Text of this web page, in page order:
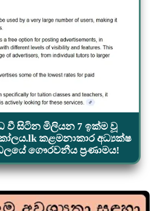
වී සිටින මිලියන 7 ඉක්ම වූ
කළමනාකාර අධ්‍යක්ෂ
ගෞරවනීය ප්‍රණාමය!